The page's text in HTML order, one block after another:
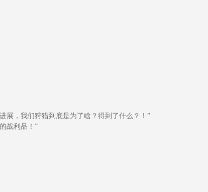
，我们狩猎到底是为了啥？得到了什么？！”
战利品！”